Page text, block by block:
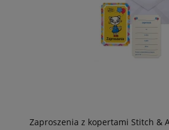
Zaproszenia z kopertami Stitch &